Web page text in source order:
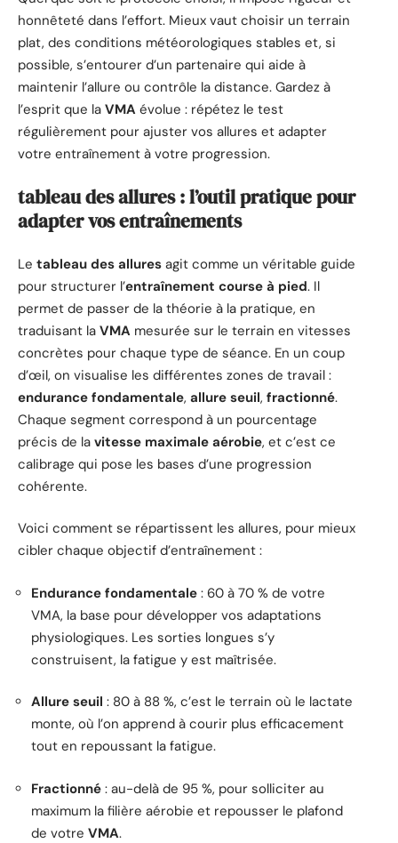
honnêteté dans l’effort. Mieux vaut choisir un terrain
plat, des conditions météorologiques stables et, si
possible, s’entourer d’un partenaire qui aide à
maintenir l’allure ou contrôle la distance. Gardez à
l’esprit que la VMA évolue : répétez le test
régulièrement pour ajuster vos allures et adapter
votre entraînement à votre progression.
tableau des allures : l’outil pratique pour
adapter vos entraînements
Le tableau des allures agit comme un véritable guide
pour structurer l’entraînement course à pied. Il
permet de passer de la théorie à la pratique, en
traduisant la VMA mesurée sur le terrain en vitesses
concrètes pour chaque type de séance. En un coup
d’œil, on visualise les différentes zones de travail :
endurance fondamentale, allure seuil, fractionné.
Chaque segment correspond à un pourcentage
précis de la vitesse maximale aérobie, et c’est ce
calibrage qui pose les bases d’une progression
cohérente.
Voici comment se répartissent les allures, pour mieux
cibler chaque objectif d’entraînement :
Endurance fondamentale : 60 à 70 % de votre
VMA, la base pour développer vos adaptations
physiologiques. Les sorties longues s’y
construisent, la fatigue y est maîtrisée.
Allure seuil : 80 à 88 %, c’est le terrain où le lactate
monte, où l’on apprend à courir plus efficacement
tout en repoussant la fatigue.
Fractionné : au-delà de 95 %, pour solliciter au
maximum la filière aérobie et repousser le plafond
de votre VMA.